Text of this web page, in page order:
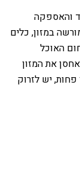
והאספקה
במזון, כלים
האוכל
אם אתה מאחסן את המזון
יש לזרוק